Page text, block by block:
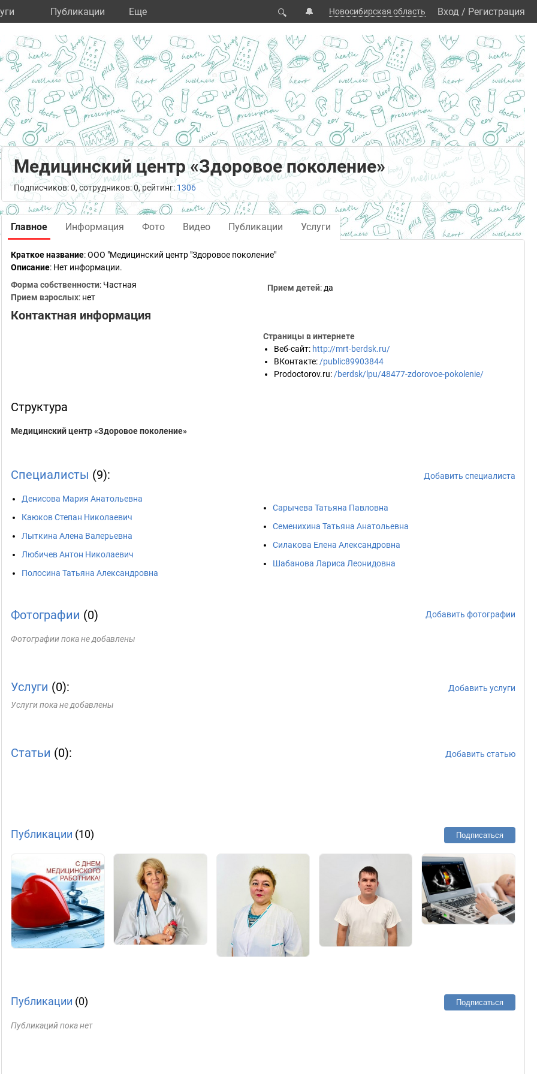
Публикации Eще 🔍 🔔 Новосибирская область Вход / Регистрация
Медицинский центр «Здоровое поколение»
Подписчиков: 0, сотрудников: 0, рейтинг: 1306
Главное Информация Фото Видео Публикации Услуги
Краткое название:ООО "Медицинский центр "Здоровое поколение"
Описание: Нет информации.
Форма собственности: Частная
Прием взрослых: нет
Прием детей: да
Контактная информация
Страницы в интернете
Веб-сайт: http://mrt-berdsk.ru/
ВКонтакте: /public89903844
Prodoctorov.ru: /berdsk/lpu/48477-zdorovoe-pokolenie/
Структура
Медицинский центр «Здоровое поколение»
Специалисты (9): Добавить специалиста
Денисова Мария Анатольевна
Каюков Степан Николаевич
Лыткина Алена Валерьевна
Любичев Антон Николаевич
Полосина Татьяна Александровна
Сарычева Татьяна Павловна
Семенихина Татьяна Анатольевна
Силакова Елена Александровна
Шабанова Лариса Леонидовна
Фотографии (0) Добавить фотографии
Фотографии пока не добавлены
Услуги (0):
Добавить услуги
Услуги пока не добавлены
Статьи (0): Добавить статью
Публикации (10) Подписаться
Публикации (0) Подписаться
Публикаций пока нет